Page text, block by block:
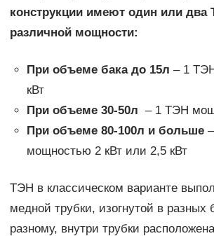
конструкции имеют один или два
различной мощности:
При объеме бака до 15л – 1
кВт
При объеме 30-50л – 1 ТЭН
При объеме 80-100л и больше–
мощностью 2 кВт или 2,5 кВт
ТЭН в классическом варианте
медной трубки, изогнутой в разных
разному, внутри трубки